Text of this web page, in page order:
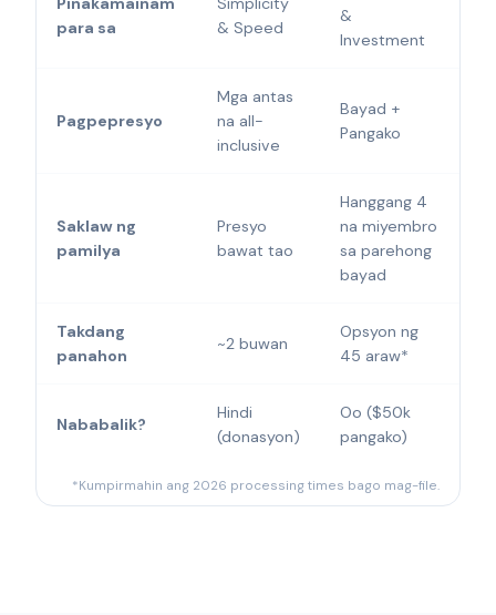
para sa
& Speed
&
Investment
Pagpepresyo
Mga antas
na all-
inclusive
Bayad +
Pangako
Saklaw ng
pamilya
Presyo
bawat tao
Hanggang 4
na miyembro
sa parehong
bayad
Takdang
panahon
~2 buwan
Opsyon ng
45 araw*
Nababalik?
Hindi
(donasyon)
Oo ($50k
pangako)
*Kumpirmahin ang 2026 processing times bago mag-file.